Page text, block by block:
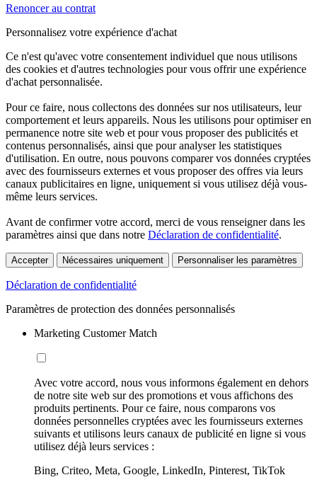
Renoncer au contrat
Personnalisez votre expérience d'achat
Ce n'est qu'avec votre consentement individuel que nous utilisons
des cookies et d'autres technologies pour vous offrir une expérience
d'achat personnalisée.
Pour ce faire, nous collectons des données sur nos utilisateurs, leur
comportement et leurs appareils. Nous les utilisons pour optimiser en
permanence notre site web et pour vous proposer des publicités et
contenus personnalisés, ainsi que pour analyser les statistiques
d'utilisation. En outre, nous pouvons comparer vos données cryptées
avec des fournisseurs externes et vous proposer des offres via leurs
canaux publicitaires en ligne, uniquement si vous utilisez déjà vous-
même leurs services.
Avant de confirmer votre accord, merci de vous renseigner dans les
paramètres ainsi que dans notre Déclaration de confidentialité.
Accepter Nécessaires uniquement Personnaliser les paramètres
Déclaration de confidentialité
Paramètres de protection des données personnalisés
Marketing Customer Match
Avec votre accord, nous vous informons également en dehors
de notre site web sur des promotions et vous affichons des
produits pertinents. Pour ce faire, nous comparons vos
données personnelles cryptées avec les fournisseurs externes
suivants et utilisons leurs canaux de publicité en ligne si vous
utilisez déjà leurs services :
Bing, Criteo, Meta, Google, LinkedIn, Pinterest, TikTok